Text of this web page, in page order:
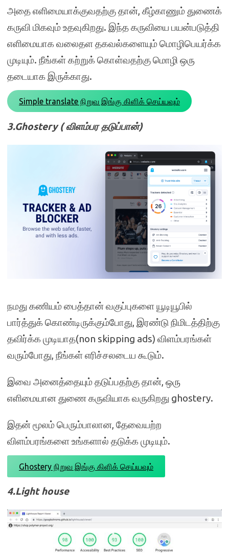
அதை எளிமையாக்குவதற்கு தான், கீழ்காணும் துணைக்
கருவி மிகவும் உதவுகிறது. இந்த கருவியை பயன்படுத்தி
எளிமையாக வலைதள தகவல்களையும் மொழிபெயர்க்க
முடியும். நீங்கள் கற்றுக் கொள்வதற்கு மொழி ஒரு
தடையாக இருக்காது.
Simple translate நிறுவ இங்கு கிளிக் செய்யவும்
3.Ghostery ( விளம்பர தடுப்பான்)
நமது கணியம் பைத்தான் வகுப்புகளை யூடியூபில்
பார்த்துக் கொண்டிருக்கும்போது, இரண்டு நிமிடத்திற்கு
தவிர்க்க முடியாத(non skipping ads) விளம்பரங்கள்
வரும்போது, நீங்கள் எரிச்சலடைய கூடும்.
இவை அனைத்தையும் தடுப்பதற்கு தான், ஒரு
எளிமையான துணை கருவியாக வருகிறது ghostery.
இதன் மூலம் பெரும்பாலான, தேவையற்ற
விளம்பரங்களை உங்களால் தடுக்க முடியும்.
Ghostery நிறுவ இங்கு கிளிக் செய்யவும்
4.Light house